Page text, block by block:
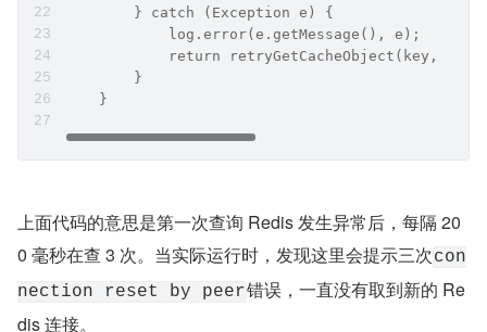
        } catch (Exception e) {
            log.error(e.getMessage(), e);
return retryGetCacheObject(key,
        }
    }
上面代码的意思是第一次查询 Redis 发生异常后，每隔 20
0 毫秒在查 3 次。当实际运行时，发现这里会提示三次con
nection reset by peer错误，一直没有取到新的 Re
dis 连接。